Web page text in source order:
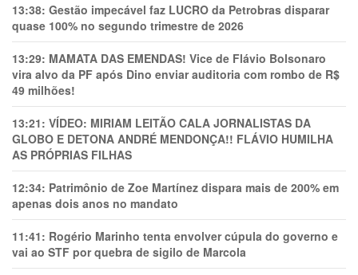
13:38: Gestão impecável faz LUCRO da Petrobras disparar
quase 100% no segundo trimestre de 2026
13:29: MAMATA DAS EMENDAS! Vice de Flávio Bolsonaro
vira alvo da PF após Dino enviar auditoria com rombo de R$
49 milhões!
13:21: VÍDEO: MIRIAM LEITÃO CALA JORNALISTAS DA
GLOBO E DETONA ANDRÉ MENDONÇA!! FLÁVIO HUMILHA
AS PRÓPRIAS FILHAS
12:34: Patrimônio de Zoe Martínez dispara mais de 200% em
apenas dois anos no mandato
11:41: Rogério Marinho tenta envolver cúpula do governo e
vai ao STF por quebra de sigilo de Marcola